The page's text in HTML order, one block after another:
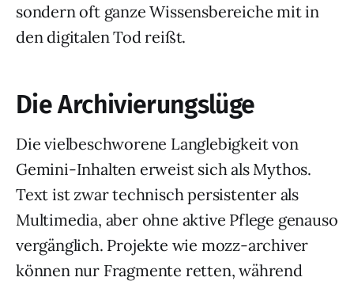
sondern oft ganze Wissensbereiche mit in
den digitalen Tod reißt.
Die Archivierungslüge
Die vielbeschworene Langlebigkeit von
Gemini-Inhalten erweist sich als Mythos.
Text ist zwar technisch persistenter als
Multimedia, aber ohne aktive Pflege genauso
vergänglich. Projekte wie mozz-archiver
können nur Fragmente retten, während